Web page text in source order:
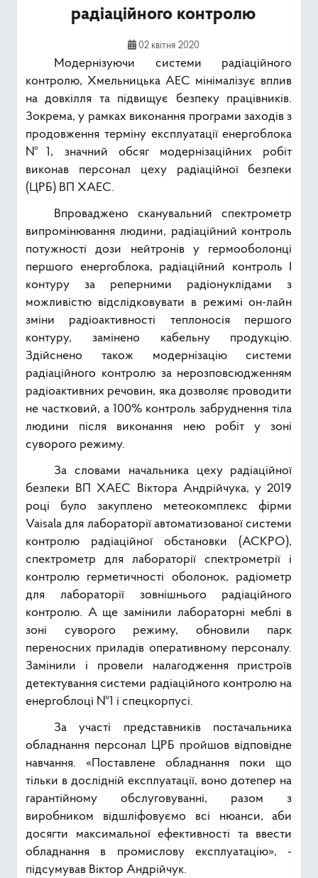
Type 2 or
радіаційного контролю
02 квітня 2020
Модернізуючи системи радіаційного
контролю, Хмельницька АЕС мінімалізує вплив
на довкілля та підвищує безпеку працівників.
Зокрема, у рамках виконання програми заходів з
продовження терміну експлуатації енергоблока
№1, значний обсяг модернізаційних робіт
виконав персонал цеху радіаційної безпеки
(ЦРБ) ВП ХАЕС.
Впроваджено сканувальний спектрометр
випромінювання людини, радіаційний контроль
потужності дози нейтронів у гермооболонці
першого енергоблока, радіаційний контроль І
контуру за реперними радіонуклідами з
можливістю відслідковувати в режимі он-лайн
зміни радіоактивності теплоносія першого
контуру, замінено кабельну продукцію.
Здійснено також модернізацію системи
радіаційного контролю за нерозповсюдженням
радіоактивних речовин, яка дозволяє проводити
не частковий, а 100% контроль забруднення тіла
людини після виконання нею робіт у зоні
суворого режиму.
За словами начальника цеху радіаційної
безпеки ВП ХАЕС Віктора Андрійчука, у 2019
році було закуплено метеокомплекс фірми
Vaisala для лабораторії автоматизованої системи
контролю радіаційної обстановки (АСКРО),
спектрометр для лабораторії спектрометрії і
контролю герметичності оболонок, радіометр
для лабораторії зовнішнього радіаційного
контролю. А ще замінили лабораторні меблі в
зоні суворого режиму, обновили парк
переносних приладів оперативному персоналу.
Замінили і провели налагодження пристроїв
детектування системи радіаційного контролю на
енергоблоці №1 і спецкорпусі.
За участі представників постачальника
обладнання персонал ЦРБ пройшов відповідне
навчання. «Поставлене обладнання поки що
тільки в дослідній експлуатації, воно дотепер на
гарантійному обслуговуванні, разом з
виробником відшліфовуємо всі нюанси, аби
досягти максимальної ефективності та ввести
обладнання в промислову експлуатацію», -
підсумував Віктор Андрійчук.